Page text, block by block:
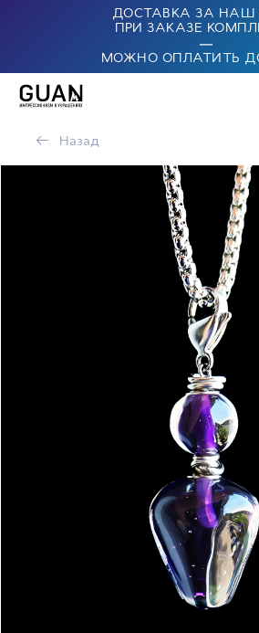
ДОСТАВКА ЗА НАШ
ПРИ ЗАКАЗЕ
|
МОЖНО ОПЛАТИТЬ
← Назад